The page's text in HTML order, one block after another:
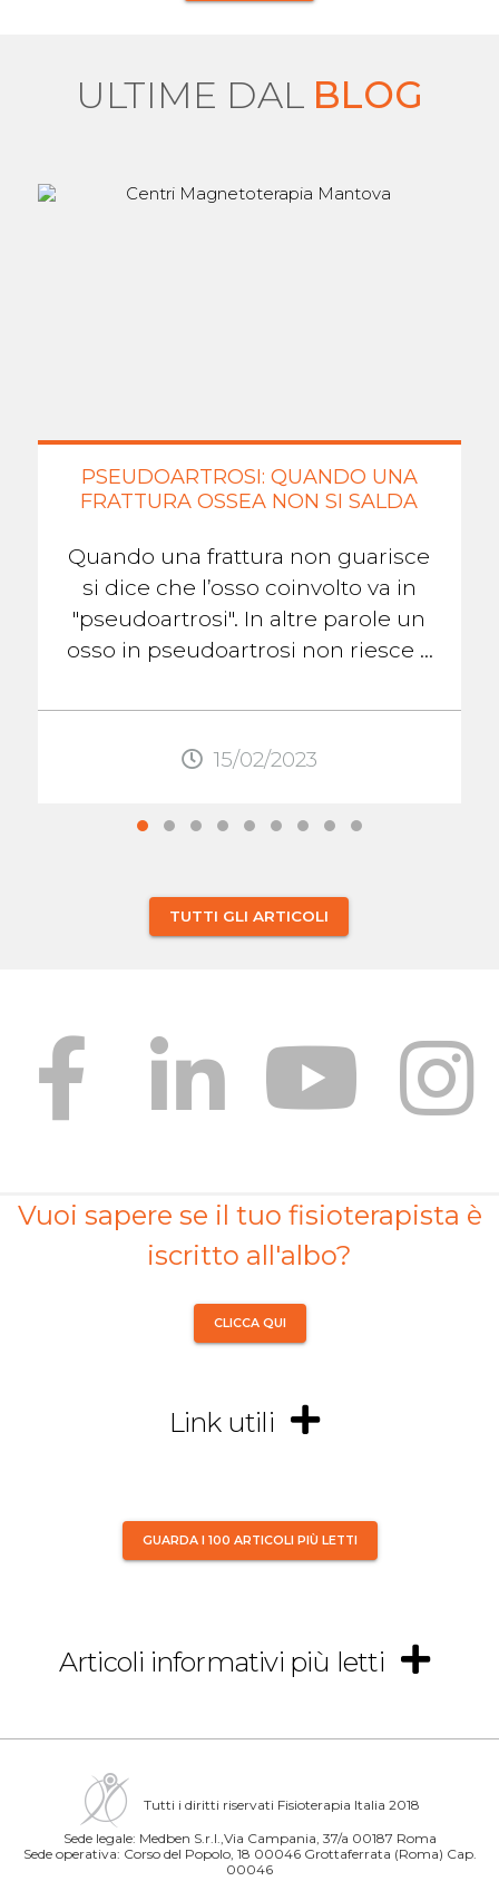
ULTIME DAL BLOG
PSEUDOARTROSI: QUANDO UNA
FRATTURA OSSEA NON SI SALDA
Quando una frattura non guarisce
si dice che l’osso coinvolto va in
"pseudoartrosi". In altre parole un
osso in pseudoartrosi non riesce a
...
15/02/2023
TUTTI GLI ARTICOLI
Vuoi sapere se il tuo fisioterapista è
iscritto all'albo?
CLICCA QUI
Link utili
GUARDA I 100 ARTICOLI PIÙ LETTI
Articoli informativi più letti
Tutti i diritti riservati Fisioterapia Italia 2018
Sede legale: Medben S.r.l.,Via Campania, 37/a 00187 Roma
Sede operativa: Corso del Popolo, 18 00046 Grottaferrata (Roma) Cap.
00046